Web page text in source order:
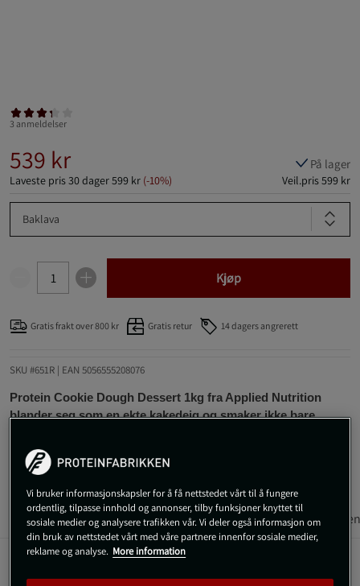
3 anmeldelser
539 kr
Laveste pris 30 dager599 kr (-10%) Veil.pris599 kr
På lager
Baklava
Kjøp
Gratis frakt over 800 kr Gratis retur 14 dagers angrerett
SKU #651R | EAN 5056555208076
Protein Cookie Dough Dessert 1kg fra Applied Nutrition
blander seg som en ekte kakedeig og smaker ikke bare
Les mer
Informasjon Anmeldelser Næringsinformasjon &
Vi bruker informasjonskapsler for å få nettstedet vårt til å fungere
ordentlig, tilpasse innhold og annonser, tilby funksjoner knyttet til
sosiale medier og analysere trafikken vår. Vi deler også informasjon om
din bruk av nettstedet vårt med våre partnere innenfor sosiale medier,
reklame og analyse. More information